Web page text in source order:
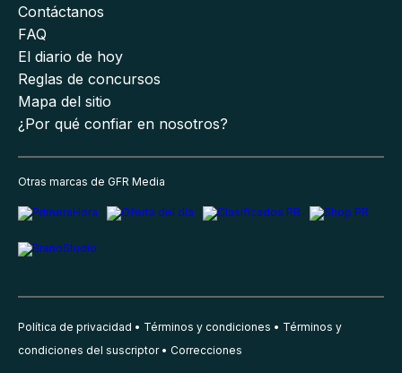
Contáctanos
FAQ
El diario de hoy
Reglas de concursos
Mapa del sitio
¿Por qué confiar en nosotros?
Otras marcas de GFR Media
Política de privacidad Términos y condiciones
Términos y
condiciones del suscriptor
Correcciones